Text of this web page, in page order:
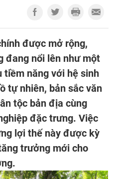
được mở rộng,
đang nổi lên như một
tiềm năng với hệ sinh
tự nhiên, bản sắc văn
tộc bản địa cùng
đặc trưng. Việc
lợi thế này được kỳ
trưởng mới cho